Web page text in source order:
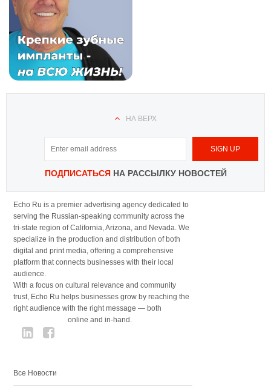
НА ВЕРХ
ПОДПИСАТЬСЯНА РАССЫЛКУ НОВОСТЕЙ
Echo Ru is a premier advertising agency dedicated to
serving the Russian-speaking community across the
tri-state region of California, Arizona, and Nevada. We
specialize in the production and distribution of both
digital and print media, offering a comprehensive
platform that connects businesses with their local
audience.
With a focus on cultural relevance and community
trust, Echo Ru helps businesses grow by reaching the
right audience with the right message — both
online and in-hand.
Все Новости